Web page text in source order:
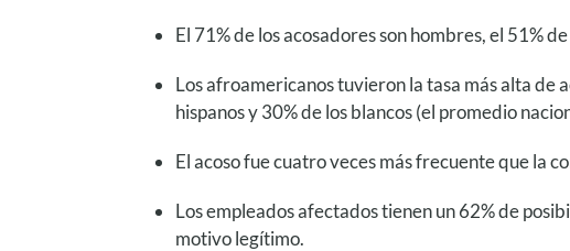
El 71% de los acosadores son hombres, el 51%
Los afroamericanos tuvieron la tasa más alta de
hispanos y 30% de los blancos (el promedio
El acoso fue cuatro veces más frecuente que la
Los empleados afectados tienen un 62% de
motivo legítimo.